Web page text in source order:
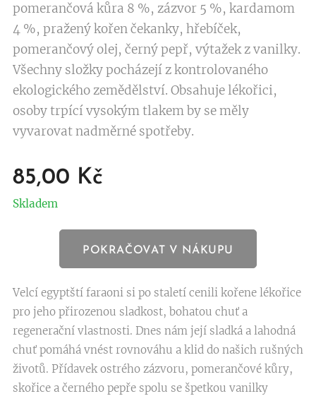
pomerančová kůra 8 %, zázvor 5 %, kardamom
4 %, pražený kořen čekanky, hřebíček,
pomerančový olej, černý pepř, výtažek z vanilky.
Všechny složky pocházejí z kontrolovaného
ekologického zemědělství. Obsahuje lékořici,
osoby trpící vysokým tlakem by se měly
vyvarovat nadměrné spotřeby.
85,00 Kč
Skladem
POKRAČOVAT V NÁKUPU
Velcí egyptští faraoni si po staletí cenili kořene lékořice
pro jeho přirozenou sladkost, bohatou chuť a
regenerační vlastnosti. Dnes nám její sladká a lahodná
chuť pomáhá vnést rovnováhu a klid do našich rušných
životů. Přídavek ostrého zázvoru, pomerančové kůry,
skořice a černého pepře spolu se špetkou vanilky